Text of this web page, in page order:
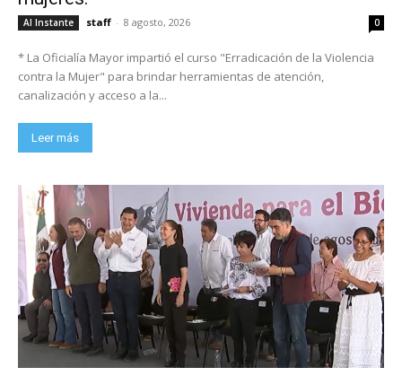
Al Instante staff - 8 agosto, 2026 0
* La Oficialía Mayor impartió el curso "Erradicación de la Violencia
contra la Mujer" para brindar herramientas de atención,
canalización y acceso a la...
Leer más